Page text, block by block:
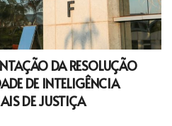
DA RESOLUÇÃO
DE INTELIGÊNCIA
DE JUSTIÇA